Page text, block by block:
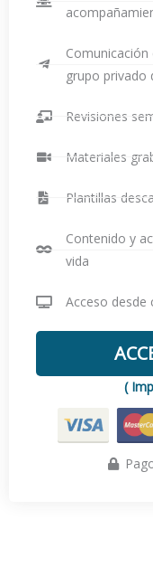
grupo privado
Revisiones
Materiales
Plantillas
Contenido y
vida
Acceso desde
(